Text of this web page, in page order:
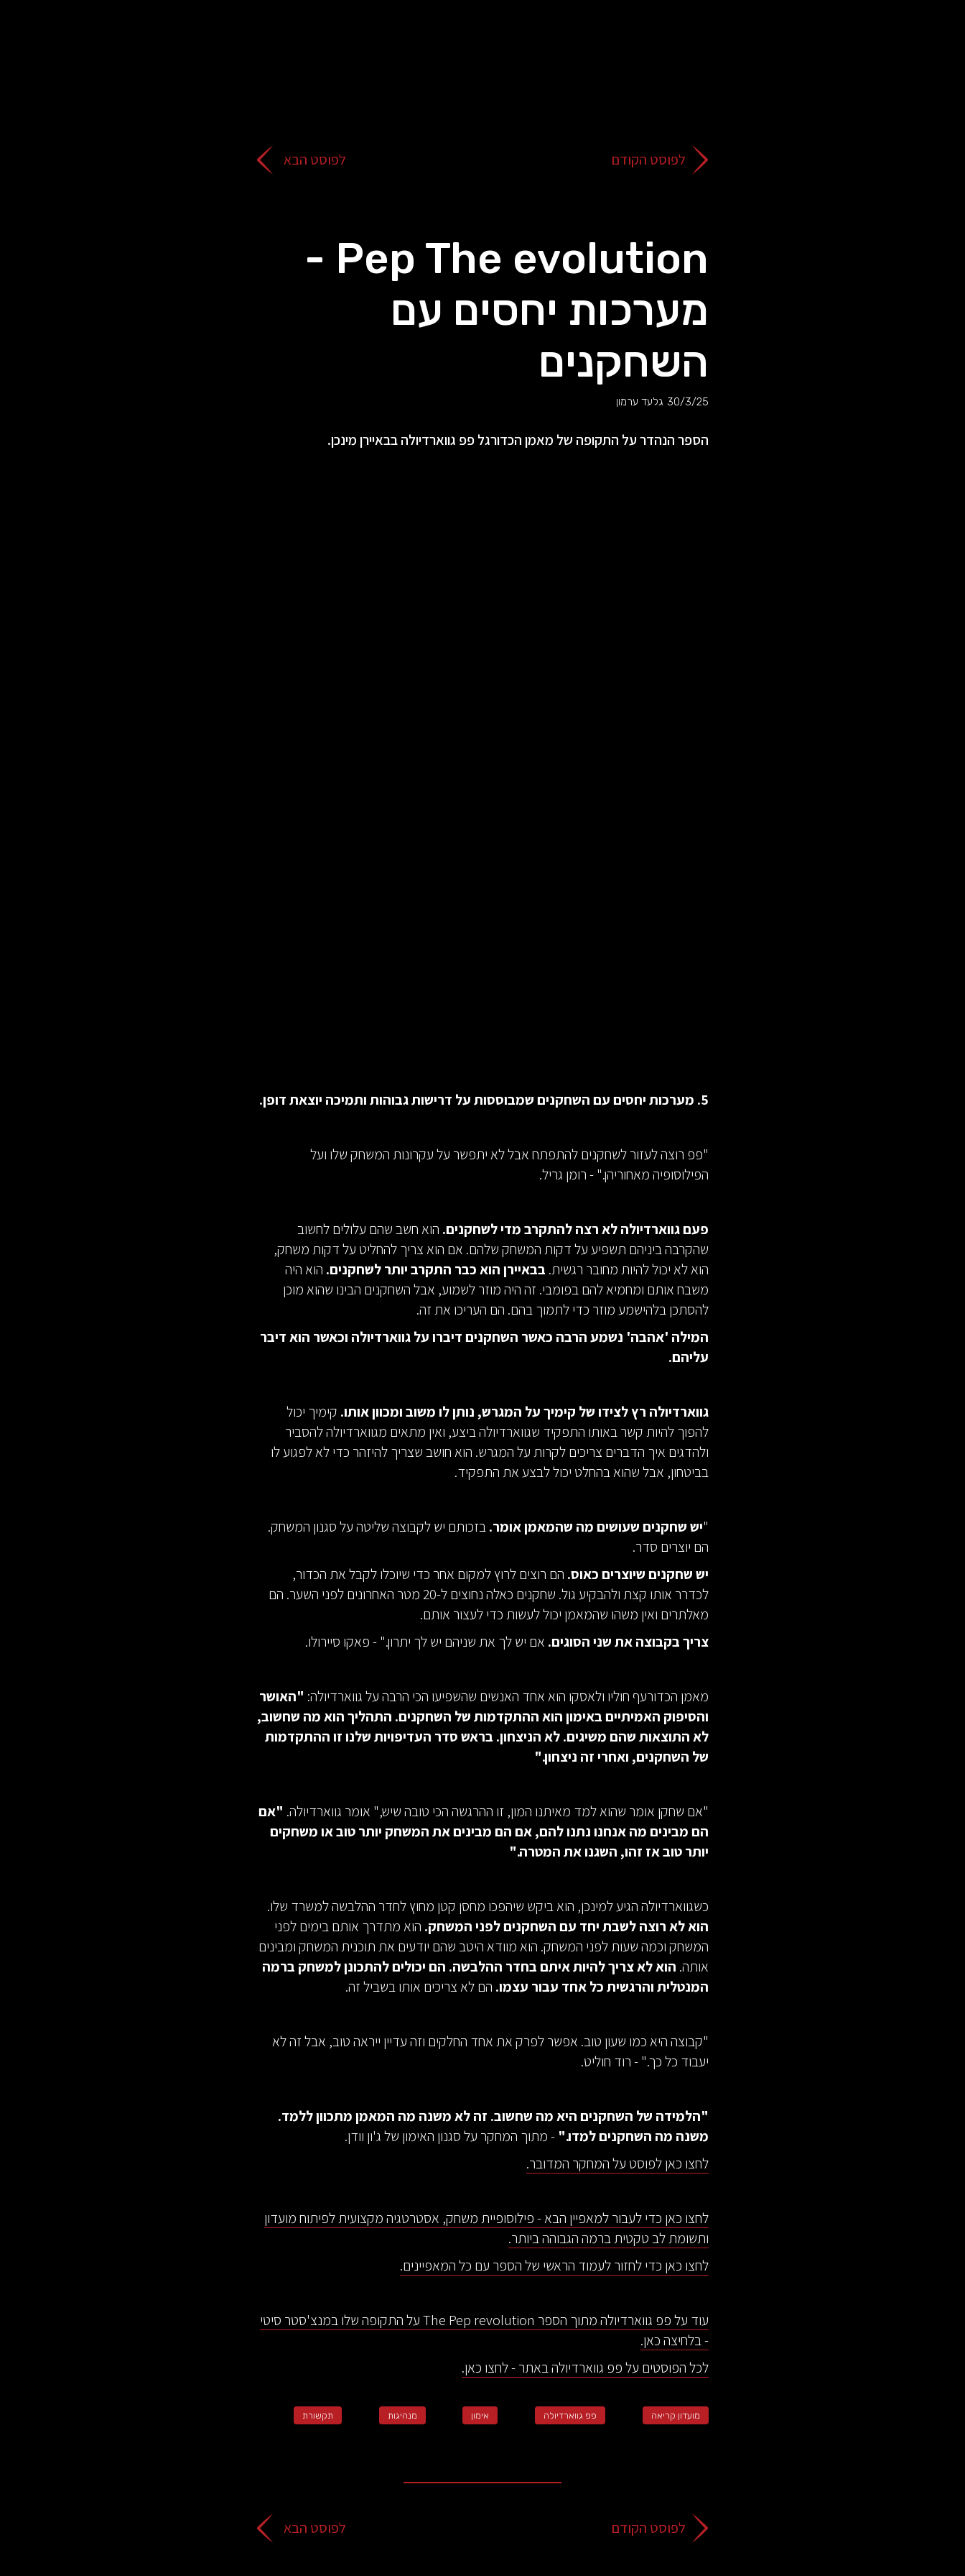
לפוסט הקודם לפוסט הבא
Pep The evolution -
מערכות יחסים עם
השחקנים
30/3/25 גלעד ערמון
הספר הנהדר על התקופה של מאמן הכדורגל פפ גווארדיולה בבאיירן מינכן.
5. מערכות יחסים עם השחקנים שמבוססות על דרישות גבוהות ותמיכה יוצאת דופן.
"פפ רוצה לעזור לשחקנים להתפתח אבל לא יתפשר על עקרונות המשחק שלו ועל
הפילוסופיה מאחוריהן." - רומן גריל.
פעם גווארדיולה לא רצה להתקרב מדי לשחקנים. הוא חשב שהם עלולים לחשוב
שהקרבה ביניהם תשפיע על דקות המשחק שלהם. אם הוא צריך להחליט על דקות משחק,
הוא לא יכול להיות מחובר רגשית. בבאיירן הוא כבר התקרב יותר לשחקנים. הוא היה
משבח אותם ומחמיא להם בפומבי. זה היה מוזר לשמוע, אבל השחקנים הבינו שהוא מוכן
להסתכן בלהישמע מוזר כדי לתמוך בהם. הם העריכו את זה.
המילה 'אהבה' נשמע הרבה כאשר השחקנים דיברו על גווארדיולה וכאשר הוא דיבר
עליהם.
גווארדיולה רץ לצידו של קימיך על המגרש, נותן לו משוב ומכוון אותו. קימיך יכול
להפוך להיות קשר באותו התפקיד שגווארדיולה ביצע, ואין מתאים מגווארדיולה להסביר
ולהדגים איך הדברים צריכים לקרות על המגרש. הוא חושב שצריך להיזהר כדי לא לפגוע לו
בביטחון, אבל שהוא בהחלט יכול לבצע את התפקיד.
"יש שחקנים שעושים מה שהמאמן אומר.בזכותם יש לקבוצה שליטה על סגנון המשחק.
הם יוצרים סדר.
יש שחקנים שיוצרים כאוס. הם רוצים לרוץ למקום אחר כדי שיוכלו לקבל את הכדור,
לכדרר אותו קצת ולהבקיע גול. שחקנים כאלה נחוצים ל-20 מטר האחרונים לפני השער. הם
מאלתרים ואין משהו שהמאמן יכול לעשות כדי לעצור אותם.
צריך בקבוצה את שני הסוגים. אם יש לך את שניהם יש לך יתרון." - פאקו סיירולו.
מאמן הכדורעף חוליו ולאסקו הוא אחד האנשים שהשפיעו הכי הרבה על גווארדיולה: "האושר
והסיפוק האמיתיים באימון הוא ההתקדמות של השחקנים. התהליך הוא מה שחשוב,
לא התוצאות שהם משיגים. לא הניצחון. בראש סדר העדיפויות שלנו זו ההתקדמות
של השחקנים, ואחרי זה ניצחון."
"אם שחקן אומר שהוא למד מאיתנו המון, זו ההרגשה הכי טובה שיש," אומר גווארדיולה. "אם
הם מבינים מה אנחנו נתנו להם, אם הם מבינים את המשחק יותר טוב או משחקים
יותר טוב אז זהו, השגנו את המטרה."
כשגווארדיולה הגיע למינכן, הוא ביקש שיהפכו מחסן קטן מחוץ לחדר ההלבשה למשרד שלו.
הוא לא רוצה לשבת יחד עם השחקנים לפני המשחק. הוא מתדרך אותם בימים לפני
המשחק וכמה שעות לפני המשחק. הוא מוודא היטב שהם יודעים את תוכנית המשחק ומבינים
אותה. הוא לא צריך להיות איתם בחדר ההלבשה. הם יכולים להתכונן למשחק ברמה
המנטלית והרגשית כל אחד עבור עצמו. הם לא צריכים אותו בשביל זה.
"קבוצה היא כמו שעון טוב. אפשר לפרק את אחד החלקים וזה עדיין ייראה טוב, אבל זה לא
יעבוד כל כך." - רוד חוליט.
"הלמידה של השחקנים היא מה שחשוב. זה לא משנה מה המאמן מתכוון ללמד.
משנה מה השחקנים למדו." - מתוך המחקר על סגנון האימון של ג'ון וודן.
לחצו כאן לפוסט על המחקר המדובר.
לחצו כאן כדי לעבור למאפיין הבא - פילוסופיית משחק, אסטרטגיה מקצועית לפיתוח מועדון
ותשומת לב טקטית ברמה הגבוהה ביותר.
לחצו כאן כדי לחזור לעמוד הראשי של הספר עם כל המאפיינים.
עוד על פפ גווארדיולה מתוך הספר The Pep revolution על התקופה שלו במנצ'סטר סיטי
- בלחיצה כאן.
לכל הפוסטים על פפ גווארדיולה באתר - לחצו כאן.
מועדון קריאה פפ גווארדיולה אימון מנהיגות תקשורת
לפוסט הקודם לפוסט הבא